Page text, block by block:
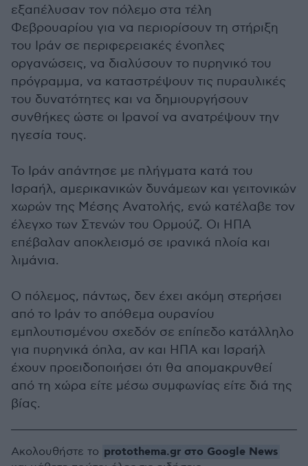
εξαπέλυσαν τον πόλεμο στα τέλη
Φεβρουαρίου για να περιορίσουν τη στήριξη
του Ιράν σε περιφερειακές ένοπλες
οργανώσεις, να διαλύσουν το πυρηνικό του
πρόγραμμα, να καταστρέψουν τις πυραυλικές
του δυνατότητες και να δημιουργήσουν
συνθήκες ώστε οι Ιρανοί να ανατρέψουν την
ηγεσία τους.
Το Ιράν απάντησε με πλήγματα κατά του
Ισραήλ, αμερικανικών δυνάμεων και γειτονικών
χωρών της Μέσης Ανατολής, ενώ κατέλαβε τον
έλεγχο των Στενών του Ορμούζ. Οι ΗΠΑ
επέβαλαν αποκλεισμό σε ιρανικά πλοία και
λιμάνια.
Ο πόλεμος, πάντως, δεν έχει ακόμη στερήσει
από το Ιράν το απόθεμα ουρανίου
εμπλουτισμένου σχεδόν σε επίπεδο κατάλληλο
για πυρηνικά όπλα, αν και ΗΠΑ και Ισραήλ
έχουν προειδοποιήσει ότι θα απομακρυνθεί
από τη χώρα είτε μέσω συμφωνίας είτε διά της
βίας.
Ακολουθήστε το protothema.gr στο Google News